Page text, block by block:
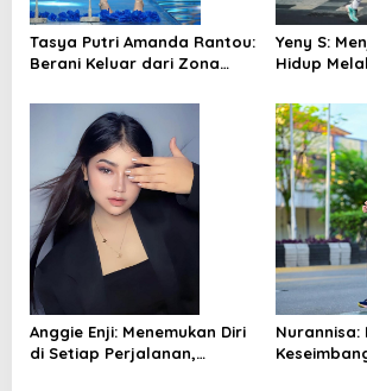
Tasya Putri Amanda Rantou:
Berani Keluar dari Zona
Jati Diri
Yeny S:
Hidup
Anggie Enji: Menemukan Diri
di Setiap Perjalanan,
Nurannisa: